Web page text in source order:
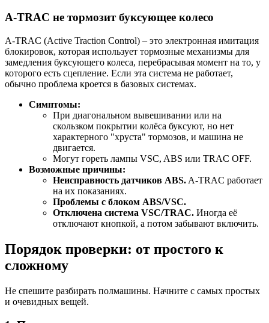
A-TRAC не тормозит буксующее колесо
A-TRAC (Active Traction Control) – это электронная имитация
блокировок, которая использует тормозные механизмы для
замедления буксующего колеса, перебрасывая момент на то, у
которого есть сцепление. Если эта система не работает,
обычно проблема кроется в базовых системах.
Симптомы:
При диагональном вывешивании или на
скользком покрытии колёса буксуют, но нет
характерного "хруста" тормозов, и машина не
двигается.
Могут гореть лампы VSC, ABS или TRAC OFF.
Возможные причины:
Неисправность датчиков ABS. A-TRAC работает
на их показаниях.
Проблемы с блоком ABS/VSC.
Отключена система VSC/TRAC. Иногда её
отключают кнопкой, а потом забывают включить.
Порядок проверки: от простого к
сложному
Не спешите разбирать полмашины. Начните с самых простых
и очевидных вещей.